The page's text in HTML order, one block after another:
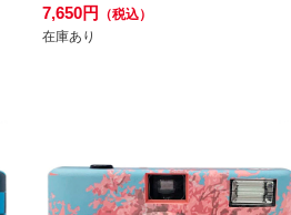
7,650円
（税込）
在庫あり